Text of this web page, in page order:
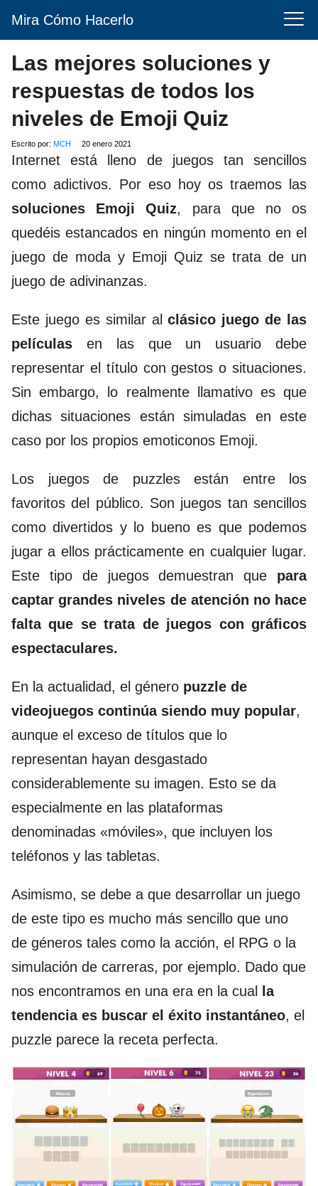
Mira Cómo Hacerlo
Las mejores soluciones y
respuestas de todos los
niveles de Emoji Quiz
Escrito por: MCH 20 enero 2021
Internet está lleno de juegos tan sencillos
como adictivos. Por eso hoy os traemos las
soluciones Emoji Quiz, para que no os
quedéis estancados en ningún momento en el
juego de moda y Emoji Quiz se trata de un
juego de adivinanzas.
Este juego es similar alclásico juego de las
pelí­culas en las que un usuario debe
representar el tí­tulo con gestos o situaciones.
Sin embargo, lo realmente llamativo es que
dichas situaciones están simuladas en este
caso por los propios emoticonos Emoji.
Los juegos de puzzles están entre los
favoritos del público. Son juegos tan sencillos
como divertidos y lo bueno es que podemos
jugar a ellos prácticamente en cualquier lugar.
Este tipo de juegos demuestran que para
captar grandes niveles de atención no hace
falta que se trata de juegos con gráficos
espectaculares.
En la actualidad, el género puzzle de
videojuegos continúa siendo muy popular,
aunque el exceso de títulos que lo
representan hayan desgastado
considerablemente su imagen. Esto se da
especialmente en las plataformas
denominadas «móviles», que incluyen los
teléfonos y las tabletas.
Asimismo, se debe a que desarrollar un juego
de este tipo es mucho más sencillo que uno
de géneros tales como la acción, el RPG o la
simulación de carreras, por ejemplo. Dado que
nos encontramos en una era en la cual
la
tendencia es buscar el éxito instantáneo, el
puzzle parece la receta perfecta.